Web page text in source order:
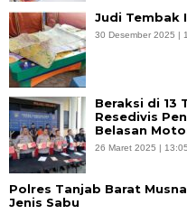
Judi Tembak
30 Desember 2025 |
Beraksi di 13
Resedivis
Belasan
26 Maret 2025 |
Polres Tanjab Barat
Jenis Sabu